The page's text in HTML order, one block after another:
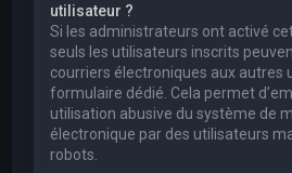
utilisateur ?
Si les administrateurs ont activé
seuls les utilisateurs inscrits
courriers électroniques aux autres
formulaire dédié. Cela permet
utilisation abusive du système de
électronique par des utilisateurs
robots.